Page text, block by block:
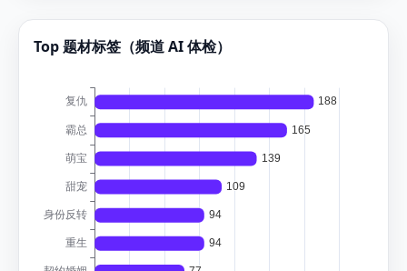
Top 题材标签（频道 AI 体检）